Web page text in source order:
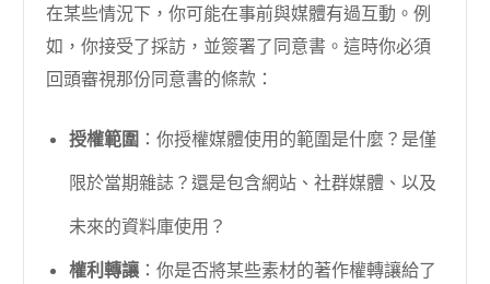
在某些情況下，你可能在事前與媒體有過互動。例
如，你接受了採訪，並簽署了同意書。這時你必須
回頭審視那份同意書的條款：
授權範圍 ：你授權媒體使用的範圍是什麼？是僅
限於當期雜誌？還是包含網站、社群媒體、以及
未來的資料庫使用？
權利轉讓：你是否將某些素材的著作權轉讓給了